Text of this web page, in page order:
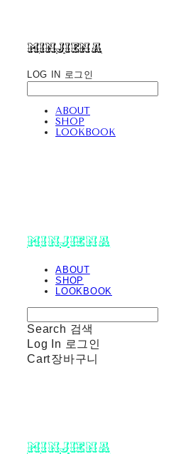
minjiena
LOG IN 로그인
ABOUT
SHOP
LOOKBOOK
minjiena
ABOUT
SHOP
LOOKBOOK
Search 검색
Log In 로그인
Cart장바구니
minjiena